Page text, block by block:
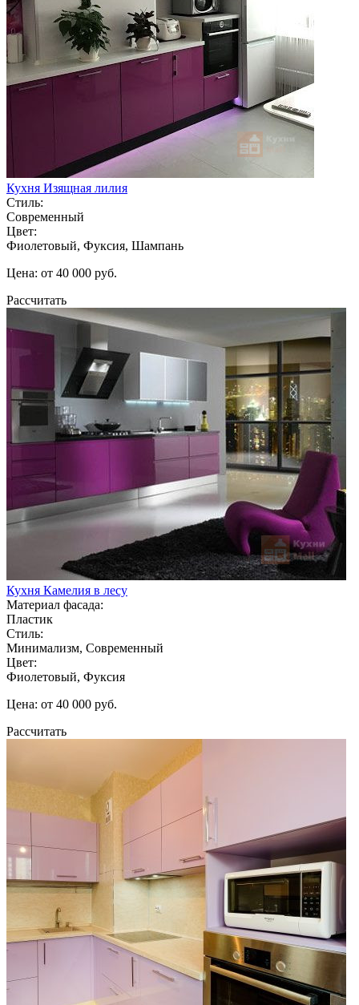
Кухня Изящная лилия
Стиль:
Современный
Цвет:
Фиолетовый, Фуксия, Шампань
Цена: от 40 000 руб.
Рассчитать
Кухня Камелия в лесу
Материал фасада:
Пластик
Стиль:
Минимализм, Современный
Цвет:
Фиолетовый, Фуксия
Цена: от 40 000 руб.
Рассчитать